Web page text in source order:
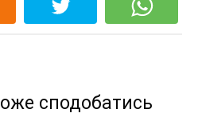
сподобатись